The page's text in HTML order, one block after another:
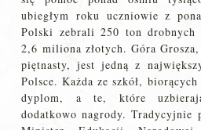
ubiegłym roku uczniowie z
Polski zebrali 250 ton drobnych
2,6 miliona złotych. Góra
piętnasty, jest jedną z
Polsce. Każda ze szkół,
dyplom, a te, które
dodatkowo nagrody. Tradycyjnie